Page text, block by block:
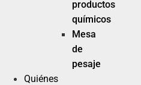
productos
químicos
Mesa
de
pesaje
Quiénes